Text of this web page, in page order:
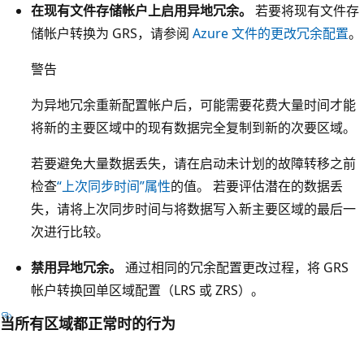
S
的
虚
包
含
这
两
个
区
中
的
L
据
中
心
框
都
包
一
个
浅
紫
色
框
其
在现有文件存储帐户上启用异地冗余。 若要将现有文件存
储帐户转换为 GRS，请参阅 Azure 文件的更改冗余配置。
警告
为异地冗余重新配置帐户后，可能需要花费大量时间才能
将新的主要区域中的现有数据完全复制到新的次要区域。
若要避免大量数据丢失，请在启动未计划的故障转移之前
检查“上次同步时间”属性的值。 若要评估潜在的数据丢
失，请将上次同步时间与将数据写入新主要区域的最后一
次进行比较。
禁用异地冗余。 通过相同的冗余配置更改过程，将 GRS
帐户转换回单区域配置（LRS 或 ZRS）。
当所有区域都正常时的行为